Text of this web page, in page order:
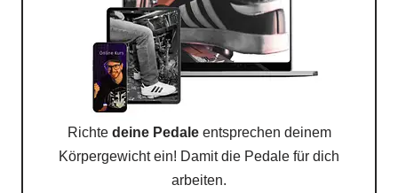
Richte deine Pedaleentsprechen deinem
Körpergewicht ein! Damit die Pedale für dich
arbeiten.